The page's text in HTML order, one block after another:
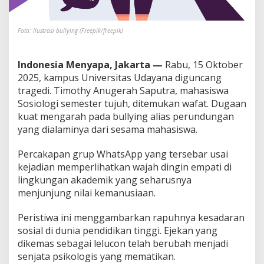
u
l
y
g
Foto: Ilustrasi bullying (Freepik/freepik)
Indonesia Menyapa, Jakarta — Rabu, 15 Oktober
2025, kampus Universitas Udayana diguncang
tragedi. Timothy Anugerah Saputra, mahasiswa
Sosiologi semester tujuh, ditemukan wafat. Dugaan
kuat mengarah pada bullying alias perundungan
yang dialaminya dari sesama mahasiswa.
Percakapan grup WhatsApp yang tersebar usai
kejadian memperlihatkan wajah dingin empati di
lingkungan akademik yang seharusnya
menjunjung nilai kemanusiaan.
Peristiwa ini menggambarkan rapuhnya kesadaran
sosial di dunia pendidikan tinggi. Ejekan yang
dikemas sebagai lelucon telah berubah menjadi
senjata psikologis yang mematikan.